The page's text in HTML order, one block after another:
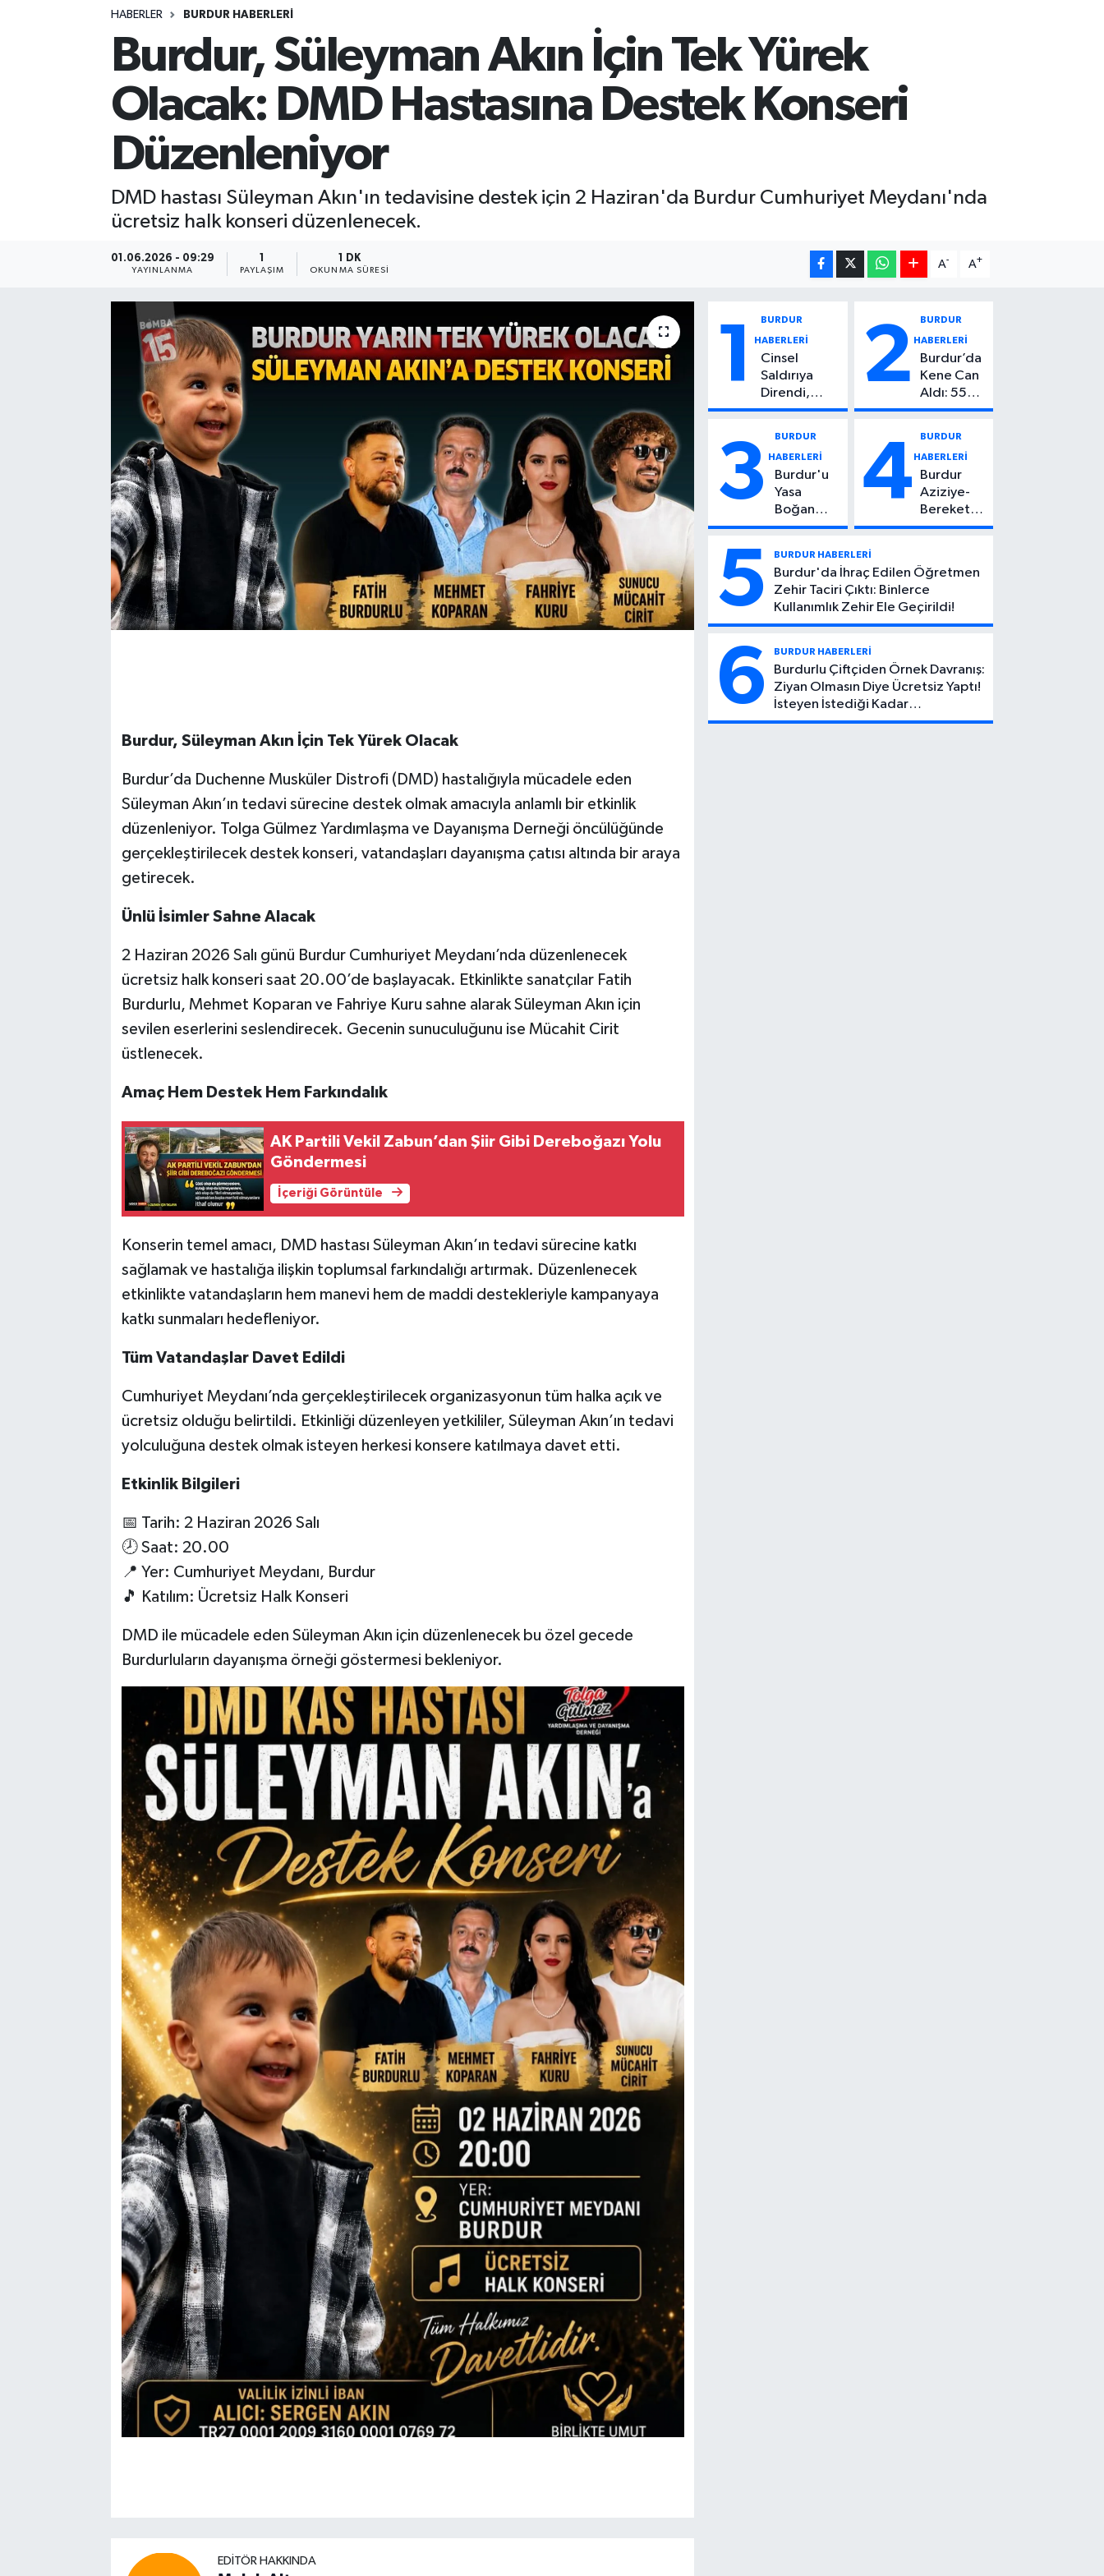
HABERLER BURDUR HABERLERİ
Burdur, Süleyman Akın İçin Tek Yürek
Olacak: DMD Hastasına Destek Konseri
Düzenleniyor
DMD hastası Süleyman Akın'ın tedavisine destek için 2 Haziran'da Burdur Cumhuriyet Meydanı'nda
ücretsiz halk konseri düzenlenecek.
01.06.2026 - 09:29
YAYINLANMA PAYLAŞIM
1 DK
OKUNMA SÜRESI
A- A+
Burdur, Süleyman Akın İçin Tek Yürek Olacak
Burdur’da Duchenne Musküler Distrofi (DMD) hastalığıyla mücadele eden
Süleyman Akın’ın tedavi sürecine destek olmak amacıyla anlamlı bir etkinlik
düzenleniyor. Tolga Gülmez Yardımlaşma ve Dayanışma Derneği öncülüğünde
gerçekleştirilecek destek konseri, vatandaşları dayanışma çatısı altında bir araya
getirecek.
Ünlü İsimler Sahne Alacak
2 Haziran 2026 Salı günü Burdur Cumhuriyet Meydanı’nda düzenlenecek
ücretsiz halk konseri saat 20.00’de başlayacak. Etkinlikte sanatçılar Fatih
Burdurlu, Mehmet Koparan ve Fahriye Kuru sahne alarak Süleyman Akın için
sevilen eserlerini seslendirecek. Gecenin sunuculuğunu ise Mücahit Cirit
üstlenecek.
Amaç Hem Destek Hem Farkındalık
AK Partili Vekil Zabun’dan Şiir Gibi Dereboğazı Yolu
Göndermesi
İçeriği Görüntüle
Konserin temel amacı, DMD hastası Süleyman Akın’ın tedavi sürecine katkı
sağlamak ve hastalığa ilişkin toplumsal farkındalığı artırmak. Düzenlenecek
etkinlikte vatandaşların hem manevi hem de maddi destekleriyle kampanyaya
katkı sunmaları hedefleniyor.
Tüm Vatandaşlar Davet Edildi
Cumhuriyet Meydanı’nda gerçekleştirilecek organizasyonun tüm halka açık ve
ücretsiz olduğu belirtildi. Etkinliği düzenleyen yetkililer, Süleyman Akın’ın tedavi
yolculuğuna destek olmak isteyen herkesi konsere katılmaya davet etti.
Etkinlik Bilgileri
📅 Tarih: 2 Haziran 2026 Salı
🕗 Saat: 20.00
📍 Yer: Cumhuriyet Meydanı, Burdur
🎵 Katılım: Ücretsiz Halk Konseri
DMD ile mücadele eden Süleyman Akın için düzenlenecek bu özel gecede
Burdurluların dayanışma örneği göstermesi bekleniyor.
EDITÖR HAKKINDA
1 BURDUR
HABERLERİ
Cinsel
Saldırıya
Direndi,
Başından
Çocuktan
Kötü Haber!
2 BURDUR
HABERLERİ
Burdur’da
Kene Can
Aldı: 55
Yaşındaki
Kaybetti
3 BURDUR
HABERLERİ
Burdur'u
Yasa
Boğan
Ölüm:
Can Atıcı
Genç
Yaşta
Yaşamını
Yitirdi
4 BURDUR
HABERLERİ
Burdur
Aziziye-
Bereket
Köyü
Feci Kaza:
1 Ölü, 2
Yaralı
5 BURDUR HABERLERİ
Burdur'da İhraç Edilen Öğretmen
Zehir Taciri Çıktı: Binlerce
Kullanımlık Zehir Ele Geçirildi!
6 BURDUR HABERLERİ
Burdurlu Çiftçiden Örnek Davranış:
Ziyan Olmasın Diye Ücretsiz Yaptı!
İsteyen İstediği Kadar
Toplayabilecek